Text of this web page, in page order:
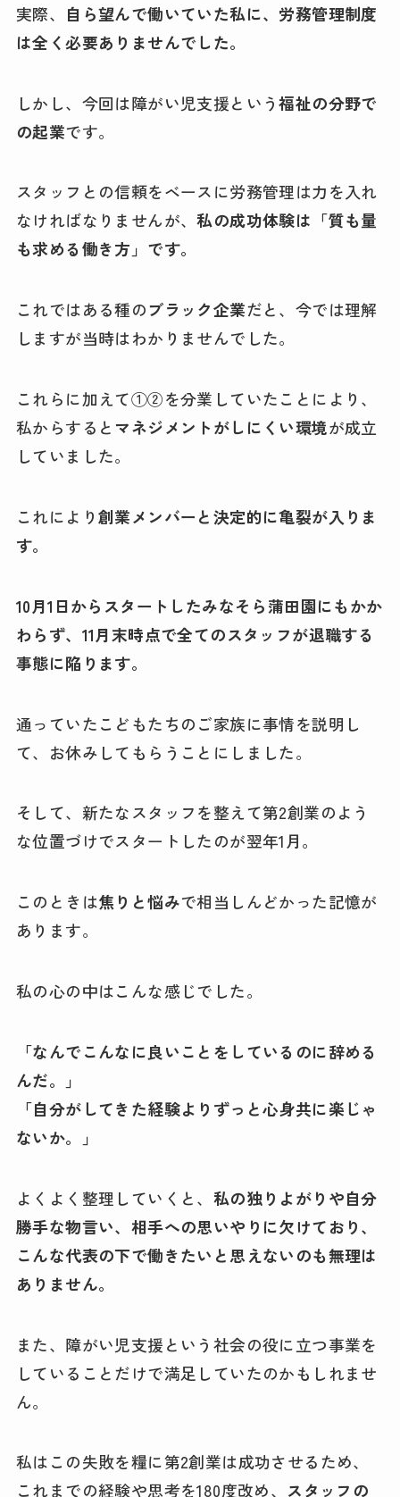
実際、
自ら望んで働いていた私に、労務管理制度
は全く必要ありませんでした。
しかし、今回は障がい児支援という福祉の分野で
の起業です。
スタッフとの信頼をベースに労務管理は力を入れ
なければなりませんが、私の成功体験は「質も量
も求める働き方」です。
これではある種のブラック企業だと、今では理解
しますが当時はわかりませんでした。
これらに加えて①②を分業していたことにより、
私からするとマネジメントがしにくい環境が成立
していました。
これにより創業メンバーと決定的に亀裂が入りま
す。
10月1日からスタートしたみなそら蒲田園にもかか
わらず、11月末時点で全てのスタッフが退職する
事態に陥ります。
通っていたこどもたちのご家族に事情を説明し
て、お休みしてもらうことにしました。
そして、新たなスタッフを整えて第2創業のよう
な位置づけでスタートしたのが翌年1月。
このときは焦りと悩みで相当しんどかった記憶が
あります。
私の心の中はこんな感じでした。
「なんでこんなに良いことをしているのに辞める
んだ。」
「自分がしてきた経験よりずっと心身共に楽じゃ
ないか。」
よくよく整理していくと、 私の独りよがりや自分
勝手な物言い、相手への思いやりに欠けており、
こんな代表の下で働きたいと思えないのも無理は
ありません。
また、障がい児支援という社会の役に立つ事業を
していることだけで満足していたのかもしれませ
ん。
私はこの失敗を糧に第2創業は成功させるため、
これまでの経験や思考を180度改め、 スタッフの